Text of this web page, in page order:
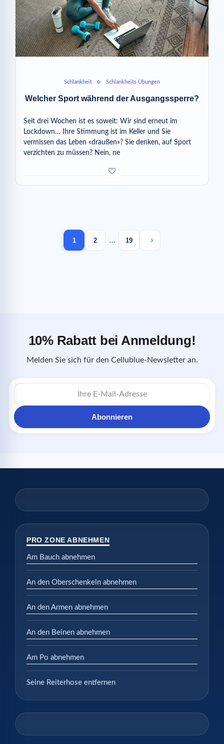
Schlankheit Schlankheits Übungen
Welcher Sport während der Ausgangssperre?
Seit drei Wochen ist es soweit: Wir sind erneut im
Lockdown… Ihre Stimmung ist im Keller und Sie
vermissen das Leben «draußen»? Sie denken, auf Sport
verzichten zu müssen? Nein, ne
1 2 … 19 Next page
10% Rabatt bei Anmeldung!
Melden Sie sich für den Cellublue-Newsletter an.
E-
Mail-
Abonnieren
PRO ZONE ABNEHMEN
Am Bauch abnehmen
An den Oberschenkeln abnehmen
An den Armen abnehmen
An den Beinen abnehmen
Am Po abnehmen
Seine Reiterhose entfernen